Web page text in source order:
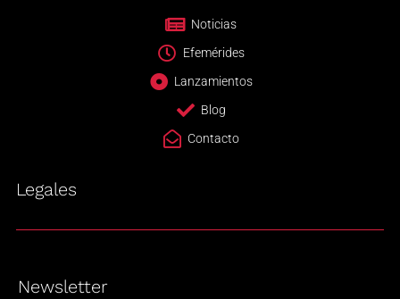
Noticias
Efemérides
Lanzamientos
Blog
Contacto
Legales
Newsletter